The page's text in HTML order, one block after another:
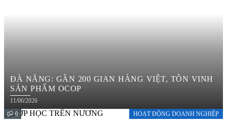
ĐÀ NẴNG: GẦN 200 GIAN HÀNG VIỆT, TÔN VINH
SẢN PHẨM OCOP
11/06/2026
0
HOẠT ĐỘNG DOANH NGHIỆP